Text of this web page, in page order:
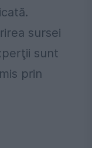
sursei
sunt
prin